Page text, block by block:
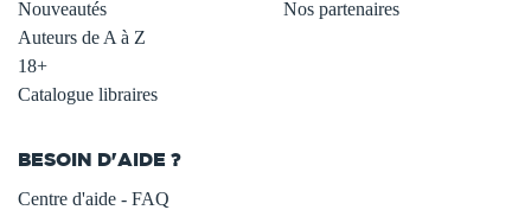
Nouveautés
Auteurs de A à Z
18+
Catalogue libraires
Nos partenaires
BESOIN D'AIDE ?
Centre d'aide - FAQ